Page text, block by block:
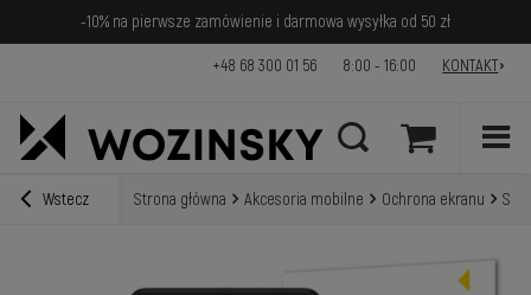
-10% na pierwsze zamówienie i darmowa wysyłka od 50 zł
+48 68 300 01 56 8:00 - 16:00 KONTAKT
Wstecz Strona główna Akcesoria mobilne Ochrona ekranu